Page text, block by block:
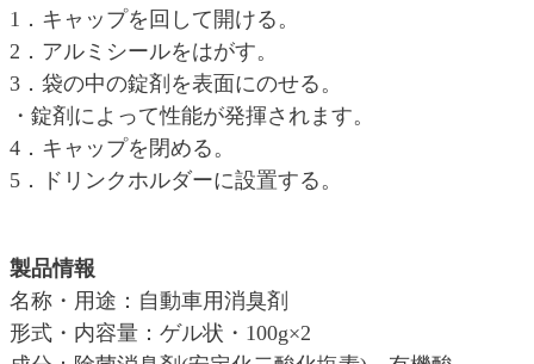
1．キャップを回して開ける。
2．アルミシールをはがす。
3．袋の中の錠剤を表面にのせる。
・錠剤によって性能が発揮されます。
4．キャップを閉める。
5．ドリンクホルダーに設置する。
製品情報
名称・用途：自動車用消臭剤
形式・内容量：ゲル状・100g×2